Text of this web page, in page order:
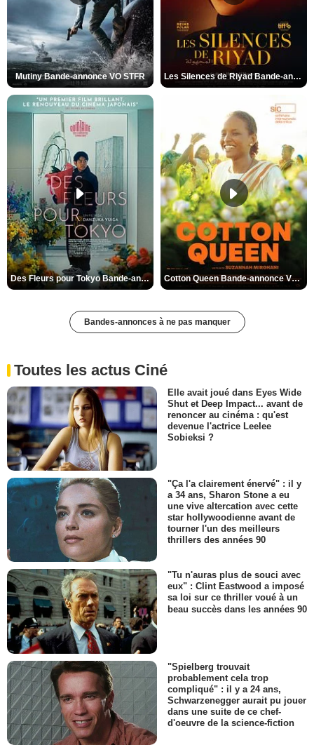
Mutiny Bande-annonce VO STFR Les Silences de Riyad Bande-annonce VO STFR
Des Fleurs pour Tokyo Bande-annonce VO STFR Cotton Queen Bande-annonce VO STFR
Bandes-annonces à ne pas manquer
Toutes les actus Ciné
Elle avait joué dans Eyes Wide
Shut et Deep Impact... avant de
renoncer au cinéma : qu'est
devenue l'actrice Leelee
Sobieksi ?
"Ça l'a clairement énervé" : il y
a 34 ans, Sharon Stone a eu
une vive altercation avec cette
star hollywoodienne avant de
tourner l'un des meilleurs
thrillers des années 90
"Tu n'auras plus de souci avec
eux" : Clint Eastwood a imposé
sa loi sur ce thriller voué à un
beau succès dans les années 90
"Spielberg trouvait
probablement cela trop
compliqué" : il y a 24 ans,
Schwarzenegger aurait pu jouer
dans une suite de ce chef-
d'oeuvre de la science-fiction